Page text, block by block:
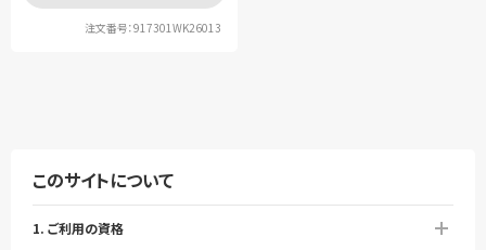
注文番号：917301WK26013
このサイトについて
1. ご利用の資格